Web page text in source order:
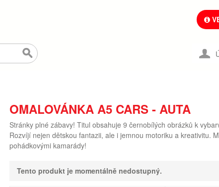
OMALOVÁNKA A5 CARS - AUTA
Stránky plné zábavy! Titul obsahuje 9 černobílých obrázků k
Rozvíjí nejen dětskou fantazii, ale i jemnou motoriku a kreativitu.
pohádkovými kamarády!
Tento produkt je momentálně nedostupný.